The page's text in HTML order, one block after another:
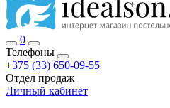
0
Телефоны
+375 (33) 650-09-55
Отдел продаж
Личный кабинет